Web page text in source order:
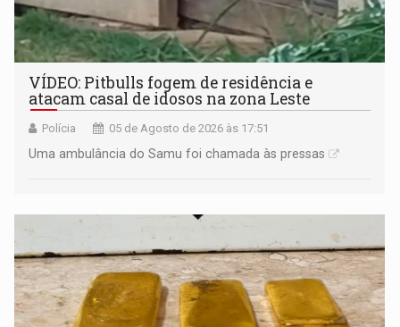
VÍDEO: Pitbulls fogem de residência e
atacam casal de idosos na zona Leste
Polícia 05 de Agosto de 2026 às 17:51
Uma ambulância do Samu foi chamada às pressas